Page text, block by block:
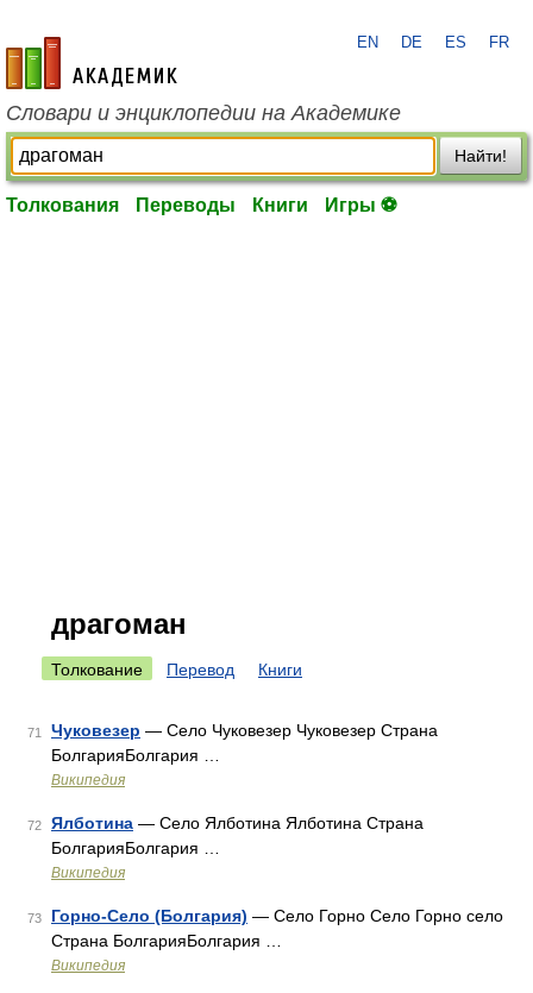
academic.ru
EN DE ES FR
Словари и энциклопедии на Академике
Найти!
Толкования Переводы Книги Игры ⚽
драгоман
Толкование Перевод Книги
71 Чуковезер — Село Чуковезер Чуковезер Страна
БолгарияБолгария …
Википедия
72 Ялботина — Село Ялботина Ялботина Страна
БолгарияБолгария …
Википедия
73 Горно-Село (Болгария) — Село Горно Село Горно село
Страна БолгарияБолгария …
Википедия